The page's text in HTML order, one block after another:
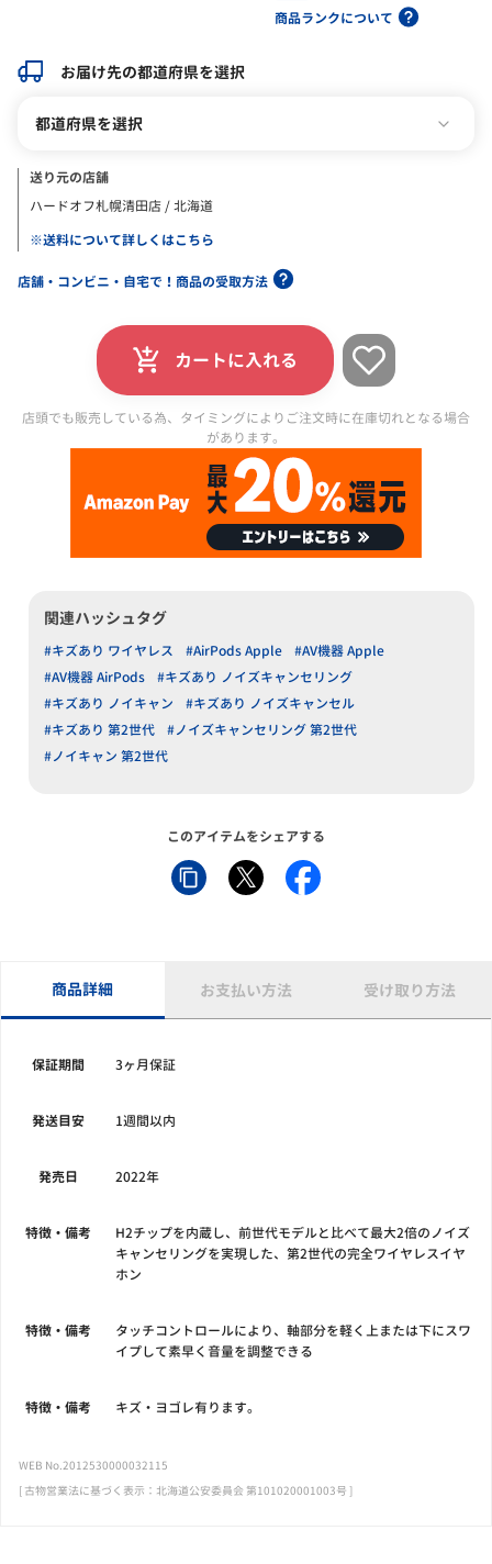
商品ランクについて
お届け先の都道府県を選択
都道府県を選択
送り元の店舗
ハードオフ札幌清田店 / 北海道
※送料について詳しくはこちら
店舗・コンビニ・自宅で！商品の受取方法
カートに入れる
店頭でも販売している為、タイミングによりご注文時に在庫切れとなる場合
があります。
関連ハッシュタグ
#キズあり ワイヤレス #AirPods Apple
#AV機器 Apple
#AV機器 AirPods
#キズあり ノイズキャンセリング
#キズあり ノイキャン
#キズあり ノイズキャンセル
#キズあり 第2世代
#ノイズキャンセリング 第2世代
#ノイキャン 第2世代
このアイテムをシェアする
商品詳細 お支払い方法 受け取り方法
保証期間 3ヶ月保証
発送目安 1週間以内
発売日 2022年
特徴・備考
H2チップを内蔵し、前世代モデルと比べて最大2倍のノイズ
キャンセリングを実現した、第2世代の完全ワイヤレスイヤ
ホン
特徴・備考
タッチコントロールにより、軸部分を軽く上または下にスワ
イプして素早く音量を調整できる
特徴・備考 キズ・ヨゴレ有ります。
WEB No.2012530000032115
[ 古物営業法に基づく表示：北海道公安委員会 第101020001003号 ]